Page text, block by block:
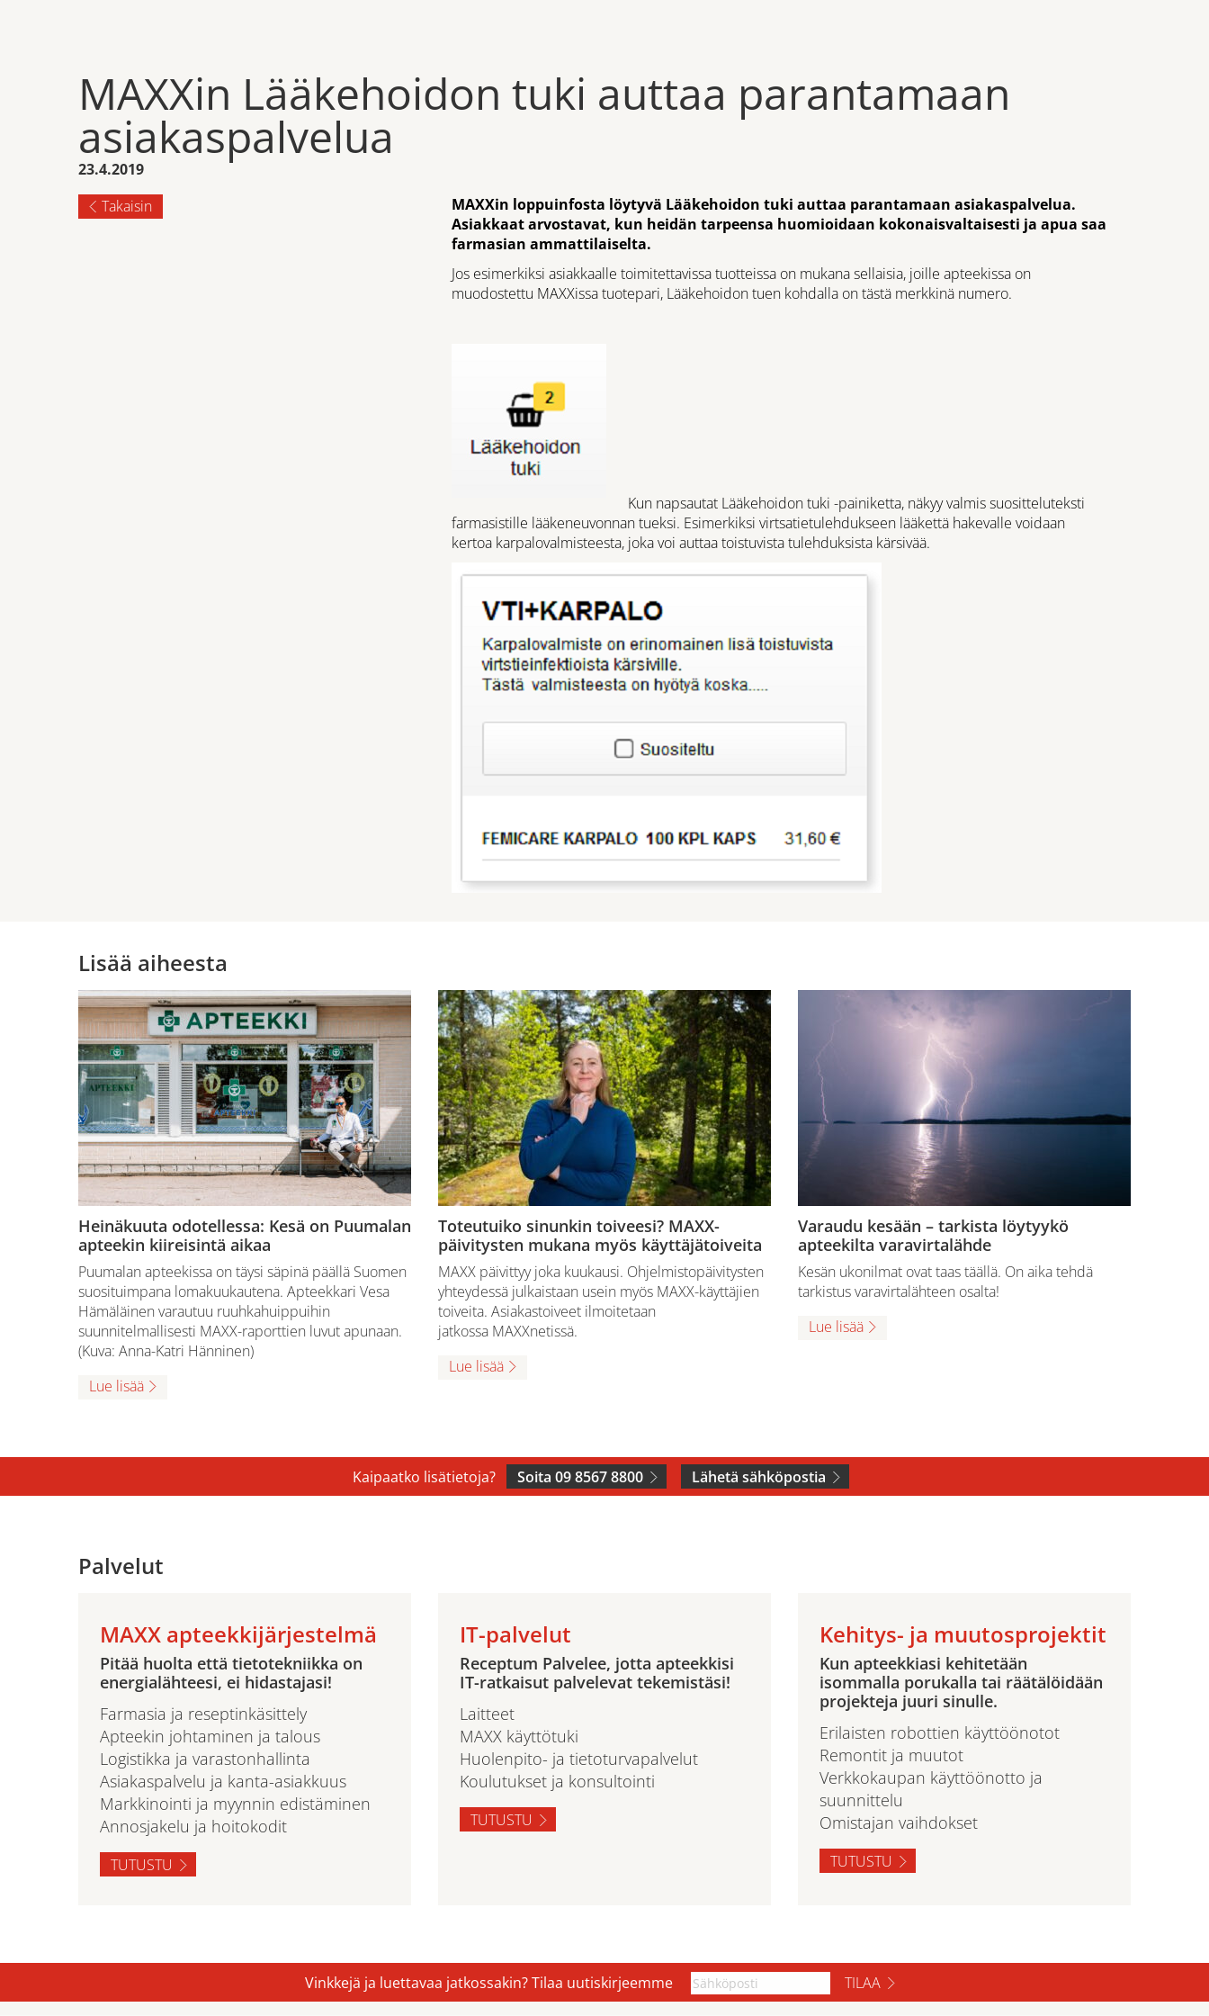
MAXXin Lääkehoidon tuki auttaa parantamaan
asiakaspalvelua
23.4.2019
Takaisin
MAXXin loppuinfosta löytyvä Lääkehoidon tuki auttaa parantamaan asiakaspalvelua.
Asiakkaat arvostavat, kun heidän tarpeensa huomioidaan kokonaisvaltaisesti ja apua saa
farmasian ammattilaiselta.
Jos esimerkiksi asiakkaalle toimitettavissa tuotteissa on mukana sellaisia, joille apteekissa on
muodostettu MAXXissa tuotepari, Lääkehoidon tuen kohdalla on tästä merkkinä numero.
Kun napsautat Lääkehoidon tuki -painiketta, näkyy valmis suositteluteksti
farmasistille lääkeneuvonnan tueksi. Esimerkiksi virtsatietulehdukseen lääkettä hakevalle voidaan
kertoa karpalovalmisteesta, joka voi auttaa toistuvista tulehduksista kärsivää.
Lisää aiheesta
Heinäkuuta odotellessa: Kesä on Puumalan
apteekin kiireisintä aikaa
Puumalan apteekissa on täysi säpinä päällä Suomen
suosituimpana lomakuukautena. Apteekkari Vesa
Hämäläinen varautuu ruuhkahuippuihin
suunnitelmallisesti MAXX-raporttien luvut apunaan.
(Kuva: Anna-Katri Hänninen)
Lue lisää
Toteutuiko sinunkin toiveesi? MAXX-
päivitysten mukana myös käyttäjätoiveita
MAXX päivittyy joka kuukausi. Ohjelmistopäivitysten
yhteydessä julkaistaan usein myös MAXX-käyttäjien
toiveita. Asiakastoiveet ilmoitetaan
jatkossa MAXXnetissä.
Lue lisää
Varaudu kesään – tarkista löytyykö
apteekilta varavirtalähde
Kesän ukonilmat ovat taas täällä. On aika tehdä
tarkistus varavirtalähteen osalta!
Lue lisää
Kaipaatko lisätietoja? Soita 09 8567 8800 Lähetä sähköpostia
Palvelut
MAXX apteekkijärjestelmä
Pitää huolta että tietotekniikka on
energialähteesi, ei hidastajasi!
Farmasia ja reseptinkäsittely
Apteekin johtaminen ja talous
Logistikka ja varastonhallinta
Asiakaspalvelu ja kanta-asiakkuus
Markkinointi ja myynnin edistäminen
Annosjakelu ja hoitokodit
TUTUSTU
IT-palvelut
Receptum Palvelee, jotta apteekkisi
IT-ratkaisut palvelevat tekemistäsi!
Laitteet
MAXX käyttötuki
Huolenpito- ja tietoturvapalvelut
Koulutukset ja konsultointi
TUTUSTU
Kehitys- ja muutosprojektit
Kun apteekkiasi kehitetään
isommalla porukalla tai räätälöidään
projekteja juuri sinulle.
Erilaisten robottien käyttöönotot
Remontit ja muutot
Verkkokaupan käyttöönotto ja
suunnittelu
Omistajan vaihdokset
TUTUSTU
Vinkkejä ja luettavaa jatkossakin? Tilaa uutiskirjeemme TILAA